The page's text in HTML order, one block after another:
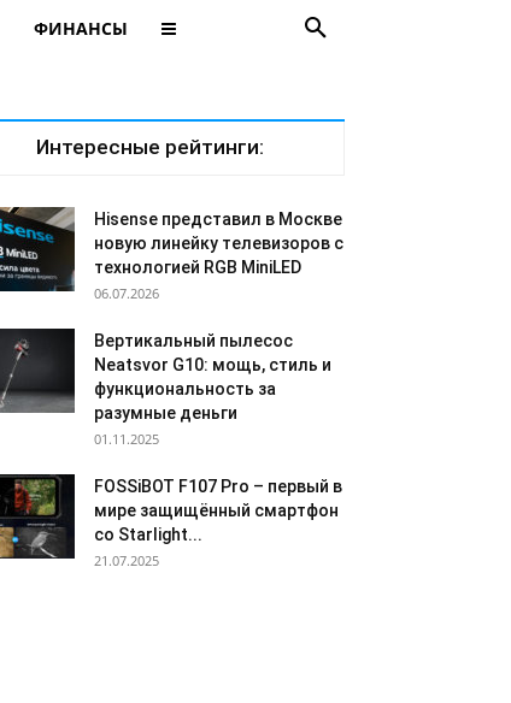
ФИНАНСЫ
Интересные рейтинги:
Hisense представил в Москве
новую линейку телевизоров с
технологией RGB MiniLED
06.07.2026
Вертикальный пылесос
Neatsvor G10: мощь, стиль и
функциональность за
разумные деньги
01.11.2025
FOSSiBOT F107 Pro – первый в
мире защищённый смартфон
со Starlight...
21.07.2025